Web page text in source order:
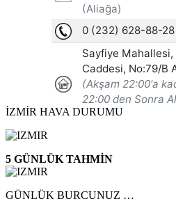
İZMİR HAVA DURUMU
5 GÜNLÜK TAHMİN
GÜNLÜK BURCUNUZ …